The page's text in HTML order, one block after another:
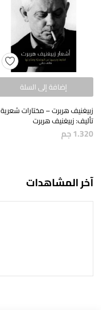
إضافة إلى السلة
زبيغنيف هربرت – مختارات شعرية
تأليف: زبيغنيف هربرت
1.320جم
آخر المشاهدات